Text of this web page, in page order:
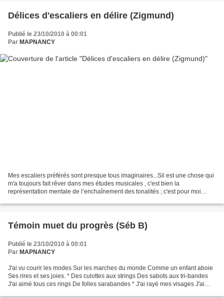
Délices d'escaliers en délire (Zigmund)
Publié le 23/10/2010 à 00:01
Par MAPNANCY
Mes escaliers préférés sont presque tous imaginaires...Sil est une chose qui
m'a toujours fait rêver dans mes études musicales , c'est bien la
représentation mentale de l’enchaînement des tonalités ; c'est pour moi
Témoin muet du progrès (Séb B)
Publié le 23/10/2010 à 00:01
Par MAPNANCY
J'ai vu courir les modes Sur les marches du monde Comme un enfant aboie
Ses rires et ses joies. * Des culottes aux strings Des sabots aux tri-bandes
J'ai aimé tous ces rings De folles sarabandes * J'ai rayé mes visages J'ai